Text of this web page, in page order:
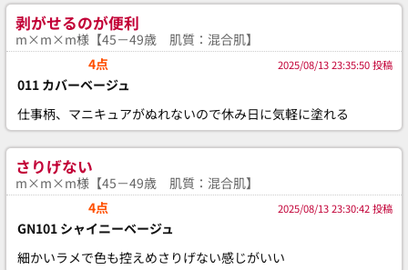
剥がせるのが便利
m×m×m様【45－49歳 肌質：混合肌】
4点
2025/08/13 23:35:50 投稿
011 カバーベージュ
仕事柄、マニキュアがぬれないので休み日に気軽に塗れる
さりげない
m×m×m様【45－49歳 肌質：混合肌】
4点
2025/08/13 23:30:42 投稿
GN101 シャイニーベージュ
細かいラメで色も控えめさりげない感じがいい